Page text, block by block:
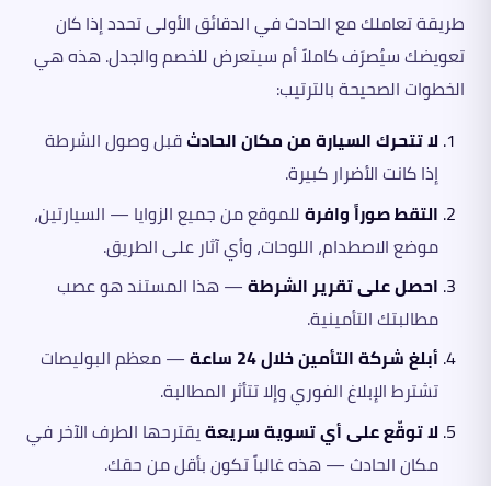
طريقة تعاملك مع الحادث في الدقائق الأولى تحدد إذا كان
تعويضك سيُصرَف كاملاً أم سيتعرض للخصم والجدل. هذه هي
الخطوات الصحيحة بالترتيب:
لا تتحرك السيارة من مكان الحادثقبل وصول الشرطة
إذا كانت الأضرار كبيرة.
التقط صوراً وافرةللموقع من جميع الزوايا — السيارتين،
موضع الاصطدام، اللوحات، وأي آثار على الطريق.
احصل على تقرير الشرطة— هذا المستند هو عصب
مطالبتك التأمينية.
أبلغ شركة التأمين خلال 24 ساعة
— معظم البوليصات
تشترط الإبلاغ الفوري وإلا تتأثر المطالبة.
لا توقّع على أي تسوية سريعةيقترحها الطرف الآخر في
مكان الحادث — هذه غالباً تكون بأقل من حقك.